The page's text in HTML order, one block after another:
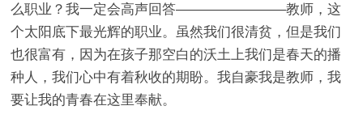
么职业？我一定会高声回答————————教师，这
个太阳底下最光辉的职业。虽然我们很清贫，但是我们
也很富有，因为在孩子那空白的沃土上我们是春天的播
种人，我们心中有着秋收的期盼。我自豪我是教师，我
要让我的青春在这里奉献。